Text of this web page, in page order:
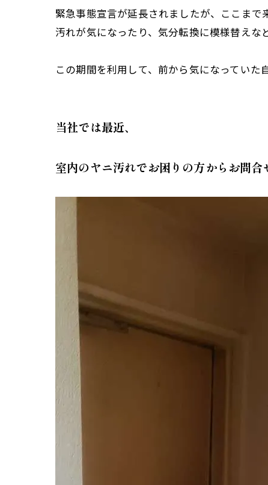
緊急事態宣言が延長されましたが、ここま
汚れが気になったり、気分転換に模様替えな
この期間を利用して、前から気になってい
当社では最近、
室内のヤニ汚れでお困りの方からお問